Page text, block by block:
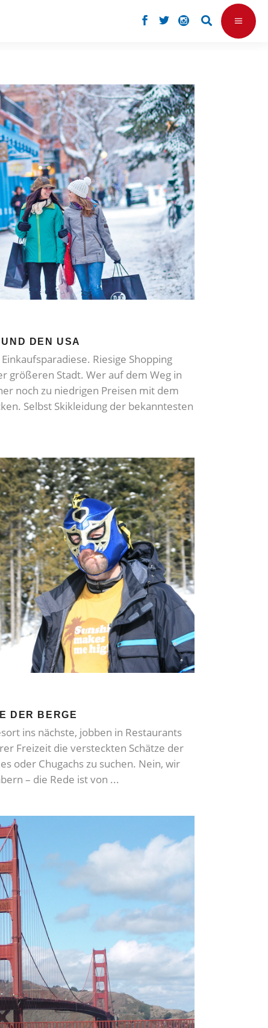
DEN USA
Riesige Shopping
größeren Stadt. Wer auf dem Weg in
noch zu niedrigen Preisen mit dem
Selbst Skikleidung der bekanntesten
DER BERGE
ins nächste, jobben in Restaurants
Freizeit die versteckten Schätze der
oder Chugachs zu suchen. Nein, wir
– die Rede ist von